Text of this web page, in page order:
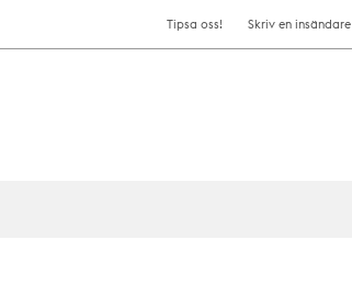
Tipsa oss! Skriv en insändare